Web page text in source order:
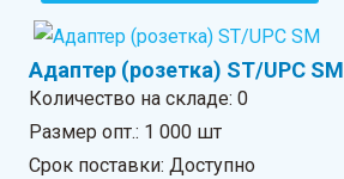
Адаптер (розетка) ST/UPC SM
Количество на складе:0
Размер опт.: 1 000 шт
Срок поставки: Доступно